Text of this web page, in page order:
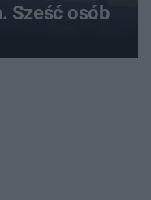
Sześć osób